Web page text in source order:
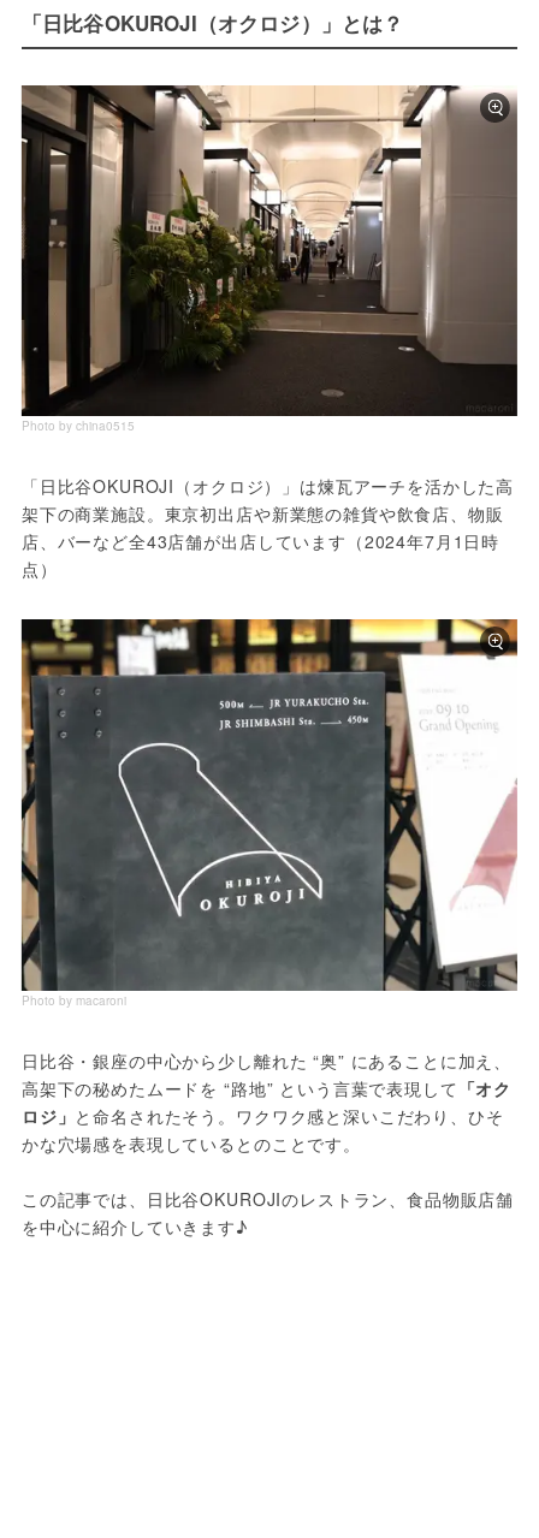
「日比谷OKUROJI（オクロジ）」とは？
Photo by china0515
「日比谷OKUROJI（オクロジ）」は煉瓦アーチを活かした高
架下の商業施設。東京初出店や新業態の雑貨や飲食店、物販
店、バーなど全43店舗が出店しています（2024年7月1日時
点）
Photo by macaroni
日比谷・銀座の中心から少し離れた “奥” にあることに加え、
高架下の秘めたムードを “路地” という言葉で表現して 「オク
ロジ」 と命名されたそう。ワクワク感と深いこだわり、ひそ
かな穴場感を表現しているとのことです。
この記事では、日比谷OKUROJIのレストラン、食品物販店舗
を中心に紹介していきます♪